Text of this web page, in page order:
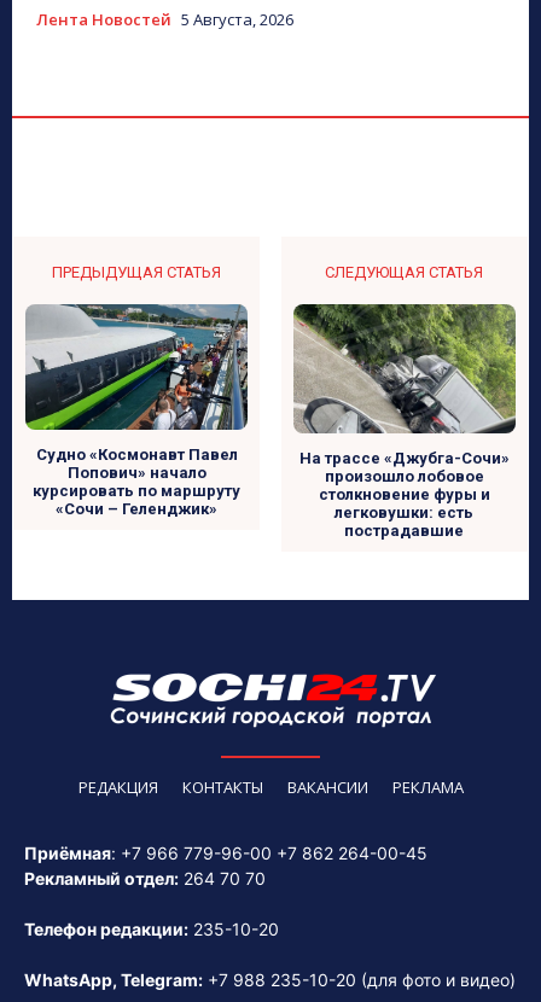
Лента Новостей 5 Августа, 2026
ПРЕДЫДУЩАЯ СТАТЬЯ
Судно «Космонавт Павел
Попович» начало
курсировать по маршруту
«Сочи – Геленджик»
СЛЕДУЮЩАЯ СТАТЬЯ
На трассе «Джубга-Сочи»
произошло лобовое
столкновение фуры и
легковушки: есть
пострадавшие
РЕДАКЦИЯ КОНТАКТЫ ВАКАНСИИ РЕКЛАМА
Приёмная: +7 966 779-96-00 +7 862 264-00-45
Рекламный отдел: 264 70 70
Телефон редакции: 235-10-20
WhatsApp, Telegram: +7 988 235-10-20 (для фото и видео)